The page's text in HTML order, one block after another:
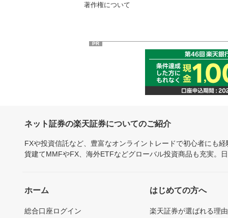
著作権について
PR
ネット証券の楽天証券についてのご紹介
FXや投資信託など、豊富なオンライントレードで初心者にも
貨建てMMFやFX、海外ETFなどグローバル投資商品も充実。
ホーム
総合口座ログイン
はじめての方へ
楽天証券が選ばれる理由